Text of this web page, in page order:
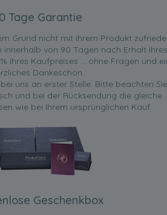
Tage Garantie
Grund nicht mit Ihrem Produkt
innerhalb von 90 Tagen nach Erhalt Ihres
Ihres Kaufpreises ... ohne Fragen und
Dankeschön.
uns an erster Stelle. Bitte beachten
und bei der Rücksendung die gleiche
wie bei Ihrem ursprünglichen Kauf.
Geschenkbox